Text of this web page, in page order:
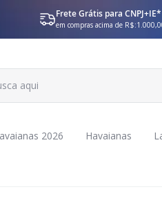
Frete Grátis para CNPJ+IE*
em compras acima de
2026 Havaianas